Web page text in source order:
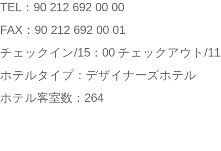
TEL ： 90 212 692 00 00
FAX ： 90 212 692 00 01
チェックイン/15 ： 00 チェックアウト /11
ホテルタイプ：デザイナーズホテル
ホテル客室数： 264